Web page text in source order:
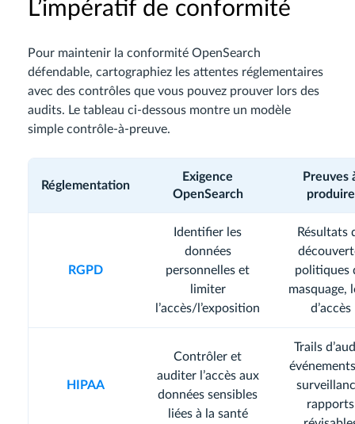
L’impératif de conformité
Pour maintenir la conformité OpenSearch
défendable, cartographiez les attentes réglementaires
avec des contrôles que vous pouvez prouver lors des
audits. Le tableau ci-dessous montre un modèle
simple contrôle-à-preuve.
Réglementation
Exigence
OpenSearch
Preuves
produire
RGPD
Identifier les
données
personnelles et
limiter
l’accès/l’exposition
Résultats
politiques
masquage,
d’accès
HIPAA
Contrôler et
auditer l’accès aux
données sensibles
liées à la santé
Trails
rapports